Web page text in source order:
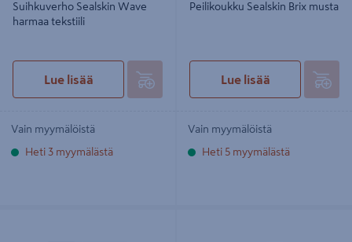
Suihkuverho Sealskin Wave
harmaa tekstiili
Lue lisää
Vain myymälöistä
Heti 3 myymälästä
Peilikoukku Sealskin Brix musta
Lue lisää
Vain myymälöistä
Heti 5 myymälästä